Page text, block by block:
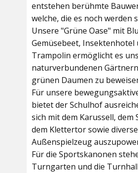
entstehen berühmte
welche, die es noch werden
Unsere "Grüne Oase" mit
Gemüsebeet, Insektenhotel
Trampolin ermöglicht es
naturverbundenen
grünen Daumen zu
Für unsere
bietet derSchulhof
sich mit dem Karussell, dem
dem Klettertor sowie
Außenspielzeug
Für die Sportskanonen
Turngarten und die